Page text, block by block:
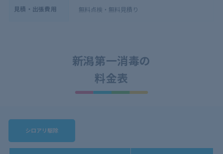
見積・出張費用 無料点検・無料見積り
新潟第一消毒の
料金表
シロアリ駆除